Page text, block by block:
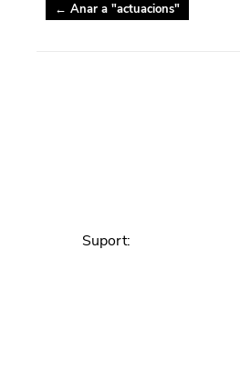
← Anar a "actuacions"
Suport: